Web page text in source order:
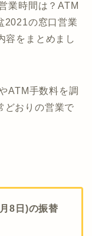
業時間は？ATM
2021の窓口営業
容をまとめまし
ATM手数料を調
どおりの営業で
8日)の振替